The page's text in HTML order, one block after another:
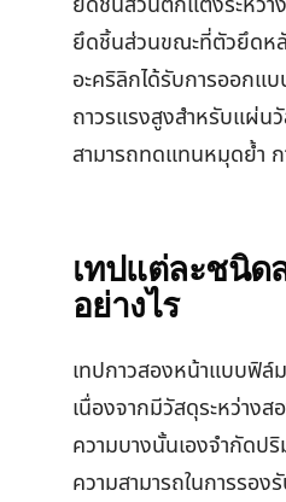
ยึดชิ้นส่วนขณะที่ตัวยึดห
อะคริลิกได้รับการออกแ
ถาวรแรงสูงสำหรับแผ่น
สามารถทดแทนหมุดย้ำ ก
เทปแต่ละชนิด
อย่างไร
เทปกาวสองหน้าแบบฟิล์
เนื่องจากมีวัสดุระหว่าง
ความบางนั้นเองจำกัดป
ความสามารถในการรอ